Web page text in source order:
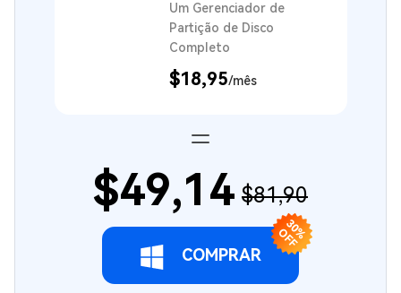
Um Gerenciador de
Partição de Disco
Completo
$18,95/mês
$49,14 $81,90
3
0
% O
F
F
COMPRAR